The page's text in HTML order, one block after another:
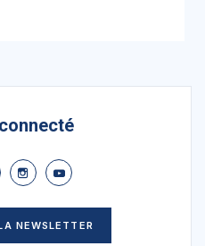
NEWSLETTER